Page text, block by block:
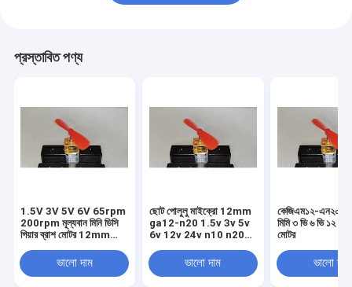
প্রস্তাবিত পণ্য
1.5V 3V 5V 6V 65rpm
200rpm মূল্যবান মিনি ডিসি
গিয়ার ব্রাশ মোটর 12mm
ভালো দাম
ছোট পোলুলু মাইক্রো 12mm
ga12-n20 1.5v 3v 5v
6v 12v 24v n10 n20
মোটর
ভালো দাম
কেজিএম১২-এন২০
মিমি ৩ ভি ৬ ভি ১২ ভি
মোটর
ভালো দাম